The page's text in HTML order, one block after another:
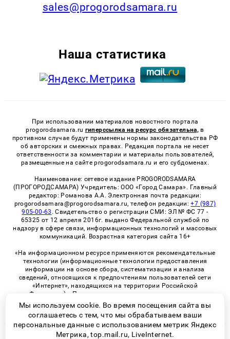
sales@progorodsamara.ru
Наша статистика
При использовании материалов новостного портала
progorodsamara.ru гиперссылка на ресурс обязательна, в
противном случае будут применены нормы законодательства РФ
об авторских и смежных правах. Редакция портала не несет
ответственности за комментарии и материалы пользователей,
размещенные на сайте progorodsamara.ru и его субдоменах.
Наименование: сетевое издание PROGORODSAMARA
(ПРОГОРОДСАМАРА) Учредитель: ООО «Город Самара». Главный
редактор: Романова А.А. Электронная почта редакции:
progorodsamara@progorodsamara.ru, телефон редакции:+7 (987)
905-00-63 . Свидетельство о регистрации СМИ: ЭЛ № ФС 77 -
65325 от 12 апреля 2016г. выдано Федеральной службой по
надзору в сфере связи, информационных технологий и массовых
коммуникаций. Возрастная категория сайта 16+
«На информационном ресурсе применяются рекомендательные
технологии (информационные технологии предоставления
информации на основе сбора, систематизации и анализа
сведений, относящихся к предпочтениям пользователей сети
«Интернет», находящихся на территории Российской
Федерации)». Правила применения рекомендательных
технологий в виджетах рекламно-обменной сети
«СМИ2» (PDF)
© 2026 «ProGorodSamara» | Все права защищены
Мы используем cookie. Во время посещения сайта вы
соглашаетесь с тем, что мы обрабатываем ваши
персональные данные с использованием метрик Яндекс
Метрика, top.mail.ru, LiveInternet.